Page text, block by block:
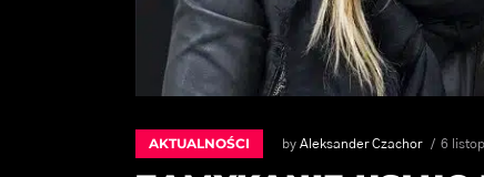
AKTUALNOŚCI by Aleksander Czachor 6